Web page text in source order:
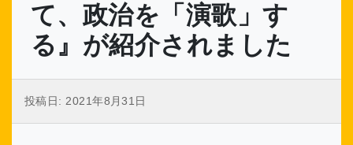
て、政治を「演歌」す
る』が紹介されました
投稿日: 2021年8月31日